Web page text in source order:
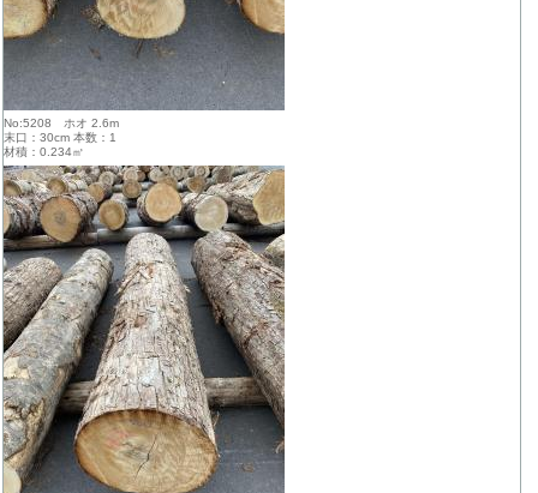
No:5208 ホオ 2.6m
末口：30cm 本数：1
材積：0.234㎥